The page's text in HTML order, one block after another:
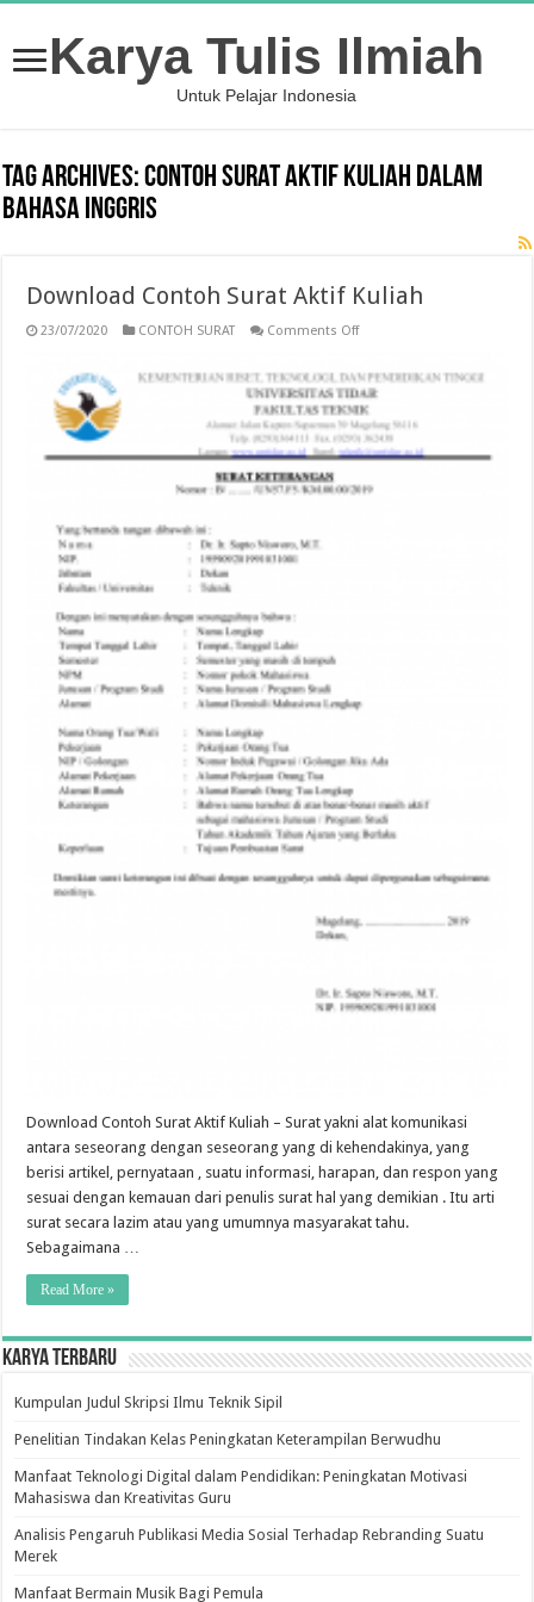
Karya Tulis Ilmiah
Untuk Pelajar Indonesia
Tag Archives:contoh surat aktif kuliah dalam
bahasa inggris
Download Contoh Surat Aktif Kuliah
23/07/2020 CONTOH SURAT Comments Offon
Surat
Aktif
Kuliah
Download Contoh Surat Aktif Kuliah – Surat yakni alat komunikasi
antara seseorang dengan seseorang yang di kehendakinya, yang
berisi artikel, pernyataan , suatu informasi, harapan, dan respon yang
sesuai dengan kemauan dari penulis surat hal yang demikian . Itu arti
surat secara lazim atau yang umumnya masyarakat tahu.
Sebagaimana …
Read More »
Karya Terbaru
Kumpulan Judul Skripsi Ilmu Teknik Sipil
Penelitian Tindakan Kelas Peningkatan Keterampilan Berwudhu
Manfaat Teknologi Digital dalam Pendidikan: Peningkatan Motivasi
Mahasiswa dan Kreativitas Guru
Analisis Pengaruh Publikasi Media Sosial Terhadap Rebranding Suatu
Merek
Manfaat Bermain Musik Bagi Pemula